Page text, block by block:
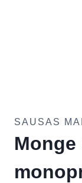
SAUSAS
Monge